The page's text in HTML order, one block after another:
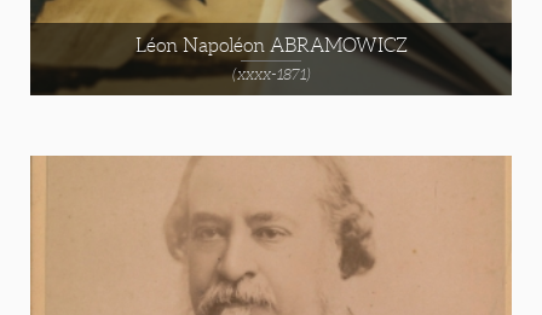
Léon Napoléon ABRAMOWICZ
(xxxx-1871)